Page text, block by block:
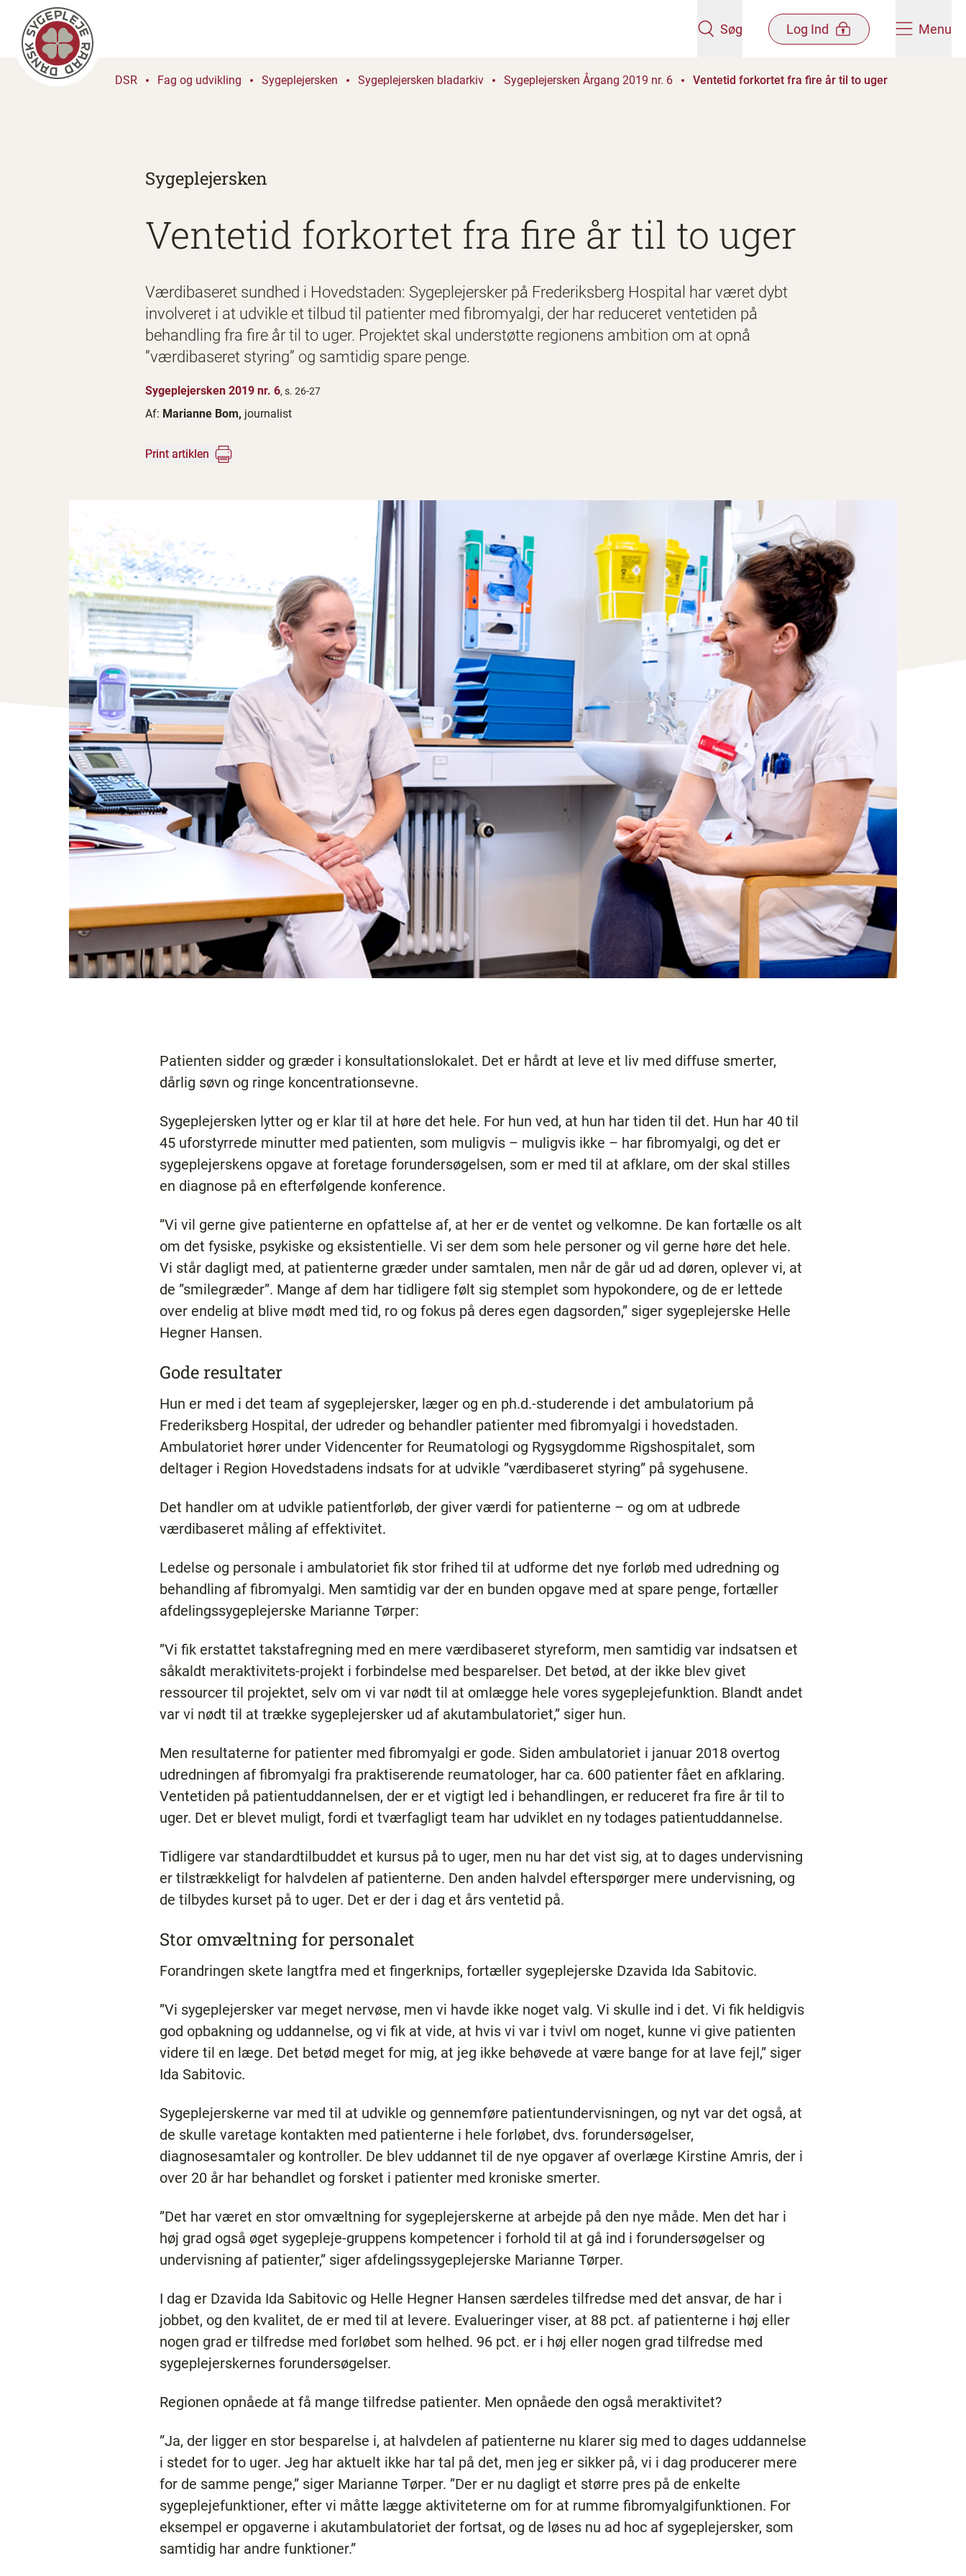
Søg Log Ind Menu
DSR Fag og udvikling Sygeplejersken Sygeplejersken bladarkiv Sygeplejersken Årgang 2019 nr. 6 Ventetid forkortet fra fire år til to uger
Sygeplejersken
Ventetid forkortet fra fire år til to uger
Værdibaseret sundhed i Hovedstaden: Sygeplejersker på Frederiksberg Hospital har været dybt
involveret i at udvikle et tilbud til patienter med fibromyalgi, der har reduceret ventetiden på
behandling fra fire år til to uger. Projektet skal understøtte regionens ambition om at opnå
”værdibaseret styring” og samtidig spare penge.
Sygeplejersken 2019 nr. 6, s. 26-27
Af: Marianne Bom, journalist
Print artiklen
Patienten sidder og græder i konsultationslokalet. Det er hårdt at leve et liv med diffuse smerter,
dårlig søvn og ringe koncentrationsevne.
Sygeplejersken lytter og er klar til at høre det hele. For hun ved, at hun har tiden til det. Hun har 40 til
45 uforstyrrede minutter med patienten, som muligvis – muligvis ikke – har fibromyalgi, og det er
sygeplejerskens opgave at foretage forundersøgelsen, som er med til at afklare, om der skal stilles
en diagnose på en efterfølgende konference.
”Vi vil gerne give patienterne en opfattelse af, at her er de ventet og velkomne. De kan fortælle os alt
om det fysiske, psykiske og eksistentielle. Vi ser dem som hele personer og vil gerne høre det hele.
Vi står dagligt med, at patienterne græder under samtalen, men når de går ud ad døren, oplever vi, at
de ”smilegræder”. Mange af dem har tidligere følt sig stemplet som hypokondere, og de er lettede
over endelig at blive mødt med tid, ro og fokus på deres egen dagsorden,” siger sygeplejerske Helle
Hegner Hansen.
Gode resultater
Hun er med i det team af sygeplejersker, læger og en ph.d.-studerende i det ambulatorium på
Frederiksberg Hospital, der udreder og behandler patienter med fibromyalgi i hovedstaden.
Ambulatoriet hører under Videncenter for Reumatologi og Rygsygdomme Rigshospitalet, som
deltager i Region Hovedstadens indsats for at udvikle ”værdibaseret styring” på sygehusene.
Det handler om at udvikle patientforløb, der giver værdi for patienterne – og om at udbrede
værdibaseret måling af effektivitet.
Ledelse og personale i ambulatoriet fik stor frihed til at udforme det nye forløb med udredning og
behandling af fibromyalgi. Men samtidig var der en bunden opgave med at spare penge, fortæller
afdelingssygeplejerske Marianne Tørper:
”Vi fik erstattet takstafregning med en mere værdibaseret styreform, men samtidig var indsatsen et
såkaldt meraktivitets-projekt i forbindelse med besparelser. Det betød, at der ikke blev givet
ressourcer til projektet, selv om vi var nødt til at omlægge hele vores sygeplejefunktion. Blandt andet
var vi nødt til at trække sygeplejersker ud af akutambulatoriet,” siger hun.
Men resultaterne for patienter med fibromyalgi er gode. Siden ambulatoriet i januar 2018 overtog
udredningen af fibromyalgi fra praktiserende reumatologer, har ca. 600 patienter fået en afklaring.
Ventetiden på patientuddannelsen, der er et vigtigt led i behandlingen, er reduceret fra fire år til to
uger. Det er blevet muligt, fordi et tværfagligt team har udviklet en ny todages patientuddannelse.
Tidligere var standardtilbuddet et kursus på to uger, men nu har det vist sig, at to dages undervisning
er tilstrækkeligt for halvdelen af patienterne. Den anden halvdel efterspørger mere undervisning, og
de tilbydes kurset på to uger. Det er der i dag et års ventetid på.
Stor omvæltning for personalet
Forandringen skete langtfra med et fingerknips, fortæller sygeplejerske Dzavida Ida Sabitovic.
”Vi sygeplejersker var meget nervøse, men vi havde ikke noget valg. Vi skulle ind i det. Vi fik heldigvis
god opbakning og uddannelse, og vi fik at vide, at hvis vi var i tvivl om noget, kunne vi give patienten
videre til en læge. Det betød meget for mig, at jeg ikke behøvede at være bange for at lave fejl,” siger
Ida Sabitovic.
Sygeplejerskerne var med til at udvikle og gennemføre patientundervisningen, og nyt var det også, at
de skulle varetage kontakten med patienterne i hele forløbet, dvs. forundersøgelser,
diagnosesamtaler og kontroller. De blev uddannet til de nye opgaver af overlæge Kirstine Amris, der i
over 20 år har behandlet og forsket i patienter med kroniske smerter.
”Det har været en stor omvæltning for sygeplejerskerne at arbejde på den nye måde. Men det har i
høj grad også øget sygepleje-gruppens kompetencer i forhold til at gå ind i forundersøgelser og
undervisning af patienter,” siger afdelingssygeplejerske Marianne Tørper.
I dag er Dzavida Ida Sabitovic og Helle Hegner Hansen særdeles tilfredse med det ansvar, de har i
jobbet, og den kvalitet, de er med til at levere. Evalueringer viser, at 88 pct. af patienterne i høj eller
nogen grad er tilfredse med forløbet som helhed. 96 pct. er i høj eller nogen grad tilfredse med
sygeplejerskernes forundersøgelser.
Regionen opnåede at få mange tilfredse patienter. Men opnåede den også meraktivitet?
”Ja, der ligger en stor besparelse i, at halvdelen af patienterne nu klarer sig med to dages uddannelse
i stedet for to uger. Jeg har aktuelt ikke har tal på det, men jeg er sikker på, vi i dag producerer mere
for de samme penge,” siger Marianne Tørper. ”Der er nu dagligt et større pres på de enkelte
sygeplejefunktioner, efter vi måtte lægge aktiviteterne om for at rumme fibromyalgifunktionen. For
eksempel er opgaverne i akutambulatoriet der fortsat, og de løses nu ad hoc af sygeplejersker, som
samtidig har andre funktioner.”